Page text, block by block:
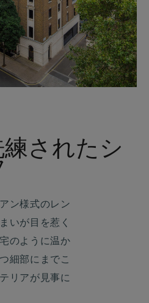
されたシ
ン様式のレン
いが目を惹く
のように温か
細部にまでこ
リアが見事に